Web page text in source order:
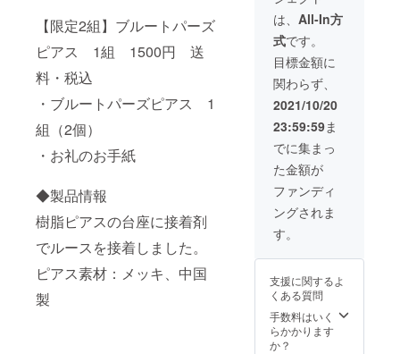
【限定2組】ブルートパーズ
ピアス 1組 1500円 送
料・税込
・ブルートパーズピアス 1
組（2個）
・お礼のお手紙
◆製品情報
樹脂ピアスの台座に接着剤
でルースを接着しました。
ピアス素材：メッキ、中国
製
ピア
ス 1個
・お礼
のお手
紙 宝石
ルース
量：5ct
以上 ◆
製品情
報 ・
ガラス
ドーム
の大き
さ 直
径18㎜
材：
キ、中
国製 ※
宝石の
内容：
は、 All-In方
式です。
目標金額に
関わらず、
2021/10/20
23:59:59ま
でに集まっ
た金額が
ファンディ
ングされま
す。
支援に関するよ
くある質問
手数料はいく
らかかります
か？